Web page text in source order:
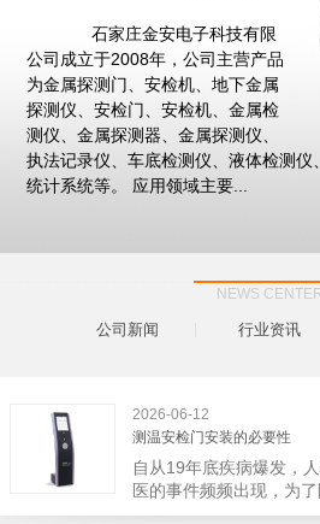
石家庄金安电子科技有限
公司成立于2008年，公司主营产品
为金属探测门、安检机、地下金属
探测仪、安检门、安检机、金属检
测仪、金属探测器、金属探测仪、
执法记录仪、车底检测仪、液体检测
统计系统等。 应用领域主要...
NEWS
公司新闻 行业资讯
2026-06-12
测温安检门安装的必要性
自从19年底疾病爆发，
医的事件频频出现，为
日，广西南宁市卫建委